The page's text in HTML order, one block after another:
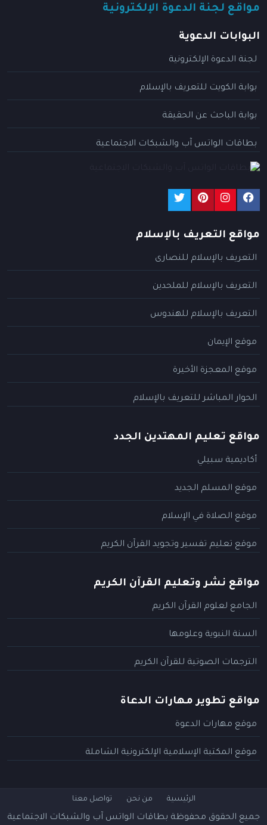
مواقع لجنة الدعوة الإلكترونية
البوابات الدعوية
لجنة الدعوة الإلكترونية
بوابة الكويت للتعريف بالإسلام
بوابة الباحث عن الحقيقة
بطاقات الواتس آب والشبكات الاجتماعية
مواقع التعريف بالإسلام
التعريف بالإسلام للنصارى
التعريف بالإسلام للملحدين
التعريف بالإسلام للهندوس
موقع الإيمان
موقع المعجزة الأخيرة
الحوار المباشر للتعريف بالإسلام
مواقع تعليم المهتدين الجدد
أكاديمية سبيلي
موقع المسلم الجديد
موقع الصلاة في الإسلام
موقع تعليم تفسير وتجويد القرآن الكريم
مواقع نشر وتعليم القرآن الكريم
الجامع لعلوم القرآن الكريم
السنة النبوية وعلومها
الترجمات الصوتية للقرآن الكريم
مواقع تطوير مهارات الدعاة
موقع مهارات الدعوة
موقع المكتبة الإسلامية الإلكترونية الشاملة
الرئيسية من نحن تواصل معنا
جميع الحقوق محفوظة بطاقات الواتس آب والشبكات الاجتماعية